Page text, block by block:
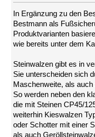
MENÜ
SCHLIESSEN
ArmaFlor®
Röhrichtballen
Faschinen
Röhrichtwalze
Gräsermatten
Impressum
Datenschutz
Suche
MENÜ
In Ergänzung zu den
Bestmann als
Produktvarianten
wie bereits unter dem
Steinwalzen gibt es in
Sie unterscheiden sich
Maschenweite, als
So werden neben den
die mit Steinen CP45/
weiterhin Kieswalzen
oder Schotter mit einer
als auch